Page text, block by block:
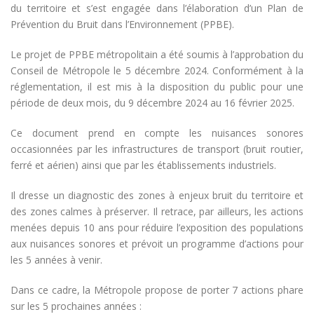
du territoire et s’est engagée dans l’élaboration d’un Plan de
Prévention du Bruit dans l’Environnement (PPBE).
Le projet de PPBE métropolitain a été soumis à l’approbation du
Conseil de Métropole le 5 décembre 2024. Conformément à la
réglementation, il est mis à la disposition du public pour une
période de deux mois, du 9 décembre 2024 au 16 février 2025.
Ce document prend en compte les nuisances sonores
occasionnées par les infrastructures de transport (bruit routier,
ferré et aérien) ainsi que par les établissements industriels.
Il dresse un diagnostic des zones à enjeux bruit du territoire et
des zones calmes à préserver. Il retrace, par ailleurs, les actions
menées depuis 10 ans pour réduire l’exposition des populations
aux nuisances sonores et prévoit un programme d’actions pour
les 5 années à venir.
Dans ce cadre, la Métropole propose de porter 7 actions phare
sur les 5 prochaines années :